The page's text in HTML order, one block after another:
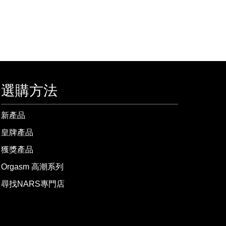
選購方法
新產品
皇牌產品
獲獎產品
Orgasm 高潮系列
尋找NARS專門店